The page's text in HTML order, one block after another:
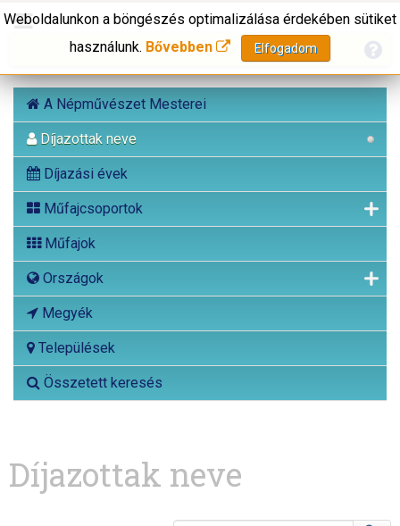
A Népművészet Mesterei
Díjazottak neve
Díjazási évek
Műfajcsoportok
Műfajok
Országok
Megyék
Települések
Összetett keresés
Weboldalunkon a böngészés optimalizálása érdekében sütiket
használunk. Bővebben Elfogadom
Díjazottak neve